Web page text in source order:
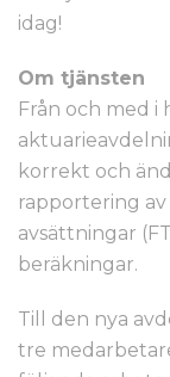
idag!
Om tjänsten
Från och med i
korrekt och
rapportering
avsättningar
beräkningar.
Till den nya
tre